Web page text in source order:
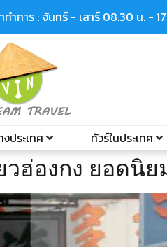
ทำการ : จันทร์ - เสาร์ 08.30 น. -
ประเทศ ทัวร์ในประเทศ
วฮ่องกง ยอดนิ